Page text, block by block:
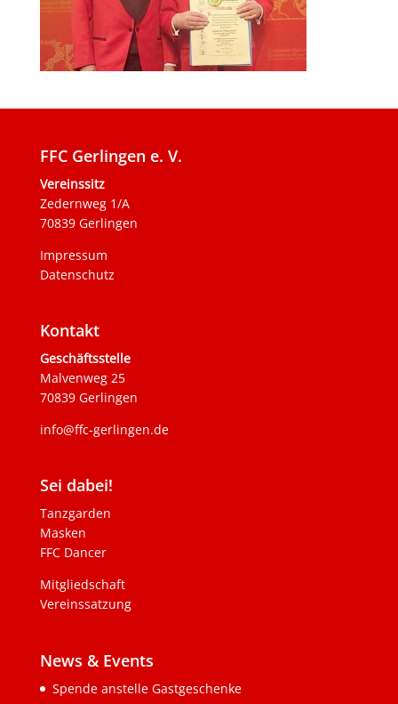
FFC Gerlingen e. V.
Vereinssitz
Zedernweg 1/A
70839 Gerlingen
Impressum
Datenschutz
Kontakt
Geschäftsstelle
Malvenweg 25
70839 Gerlingen
info@ffc-gerlingen.de
Sei dabei!
Tanzgarden
Masken
FFC Dancer
Mitgliedschaft
Vereinssatzung
News & Events
Spende anstelle Gastgeschenke